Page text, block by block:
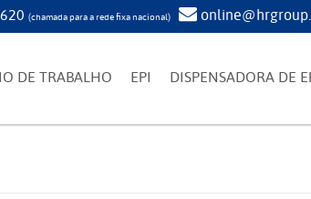
(chamada para a rede fixa nacional)
DE TRABALHO EPI DISPENSADORA DE